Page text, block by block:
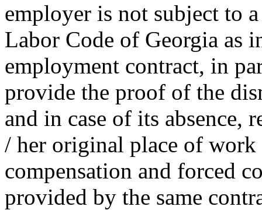
employer is not subject to
Labor Code of Georgia as
employment contract, in
provide the proof of the
and in case of its absence,
/ her original place of
compensation and forced
provided by the same